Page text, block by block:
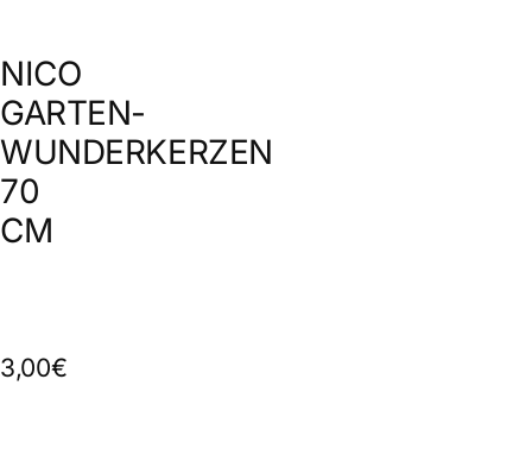
NICO
GARTEN-
WUNDERKERZEN
70
CM
3,00€